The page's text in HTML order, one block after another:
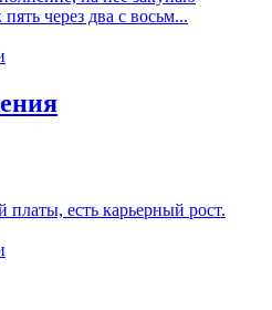
через два с восьм...
платы, есть карьерный рост.